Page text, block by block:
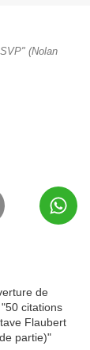
(Nolan